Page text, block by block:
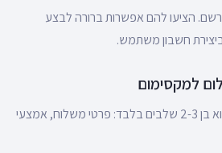
הציעו להם אפשרות ברורה לבצע
חשבון משתמש.
תהליך התשלום האידיאלי הוא בן 2-3 שלבים בלבד: פרטי משלוח, אמצעי